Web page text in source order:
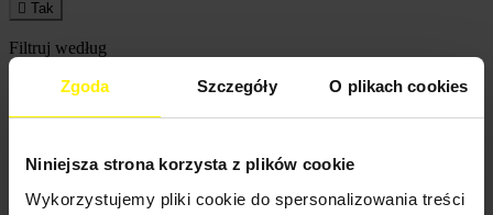
Zgoda Szczegóły O plikach cookies
Niniejsza strona korzysta z plików cookie
Wykorzystujemy pliki cookie do spersonalizowania treści
 Tak
Filtruj według
8,00 zł - 12 057,00 zł